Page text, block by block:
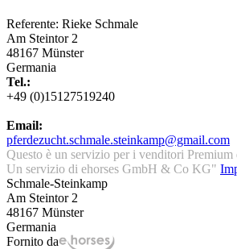
Referente: Rieke Schmale
Am Steintor 2
48167 Münster
Germania
Tel.:
+49 (0)15127519240
Email:
pferdezucht.schmale.steinkamp@gmail.com
Questo è un servizio per i venditori Premium
Un servizio di ehorses GmbH & Co KG"
Schmale-Steinkamp
Am Steintor 2
48167 Münster
Germania
Fornito da